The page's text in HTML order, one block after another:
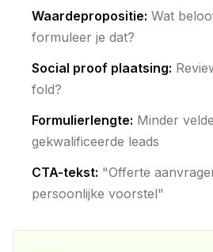
Waardepropositie: Wat
formuleer je dat?
Social proof plaatsing:
fold?
Formulierlengte: Minder
gekwalificeerde leads
CTA-tekst: "Offerte
persoonlijke voorstel"